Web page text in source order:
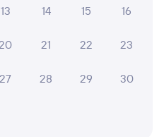
эти варианты
13 14 15 16
21 22 23
27 28 29 30